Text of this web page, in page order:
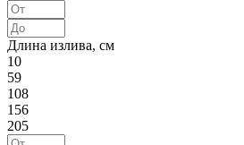
Длина излива, см
10
59
108
156
205